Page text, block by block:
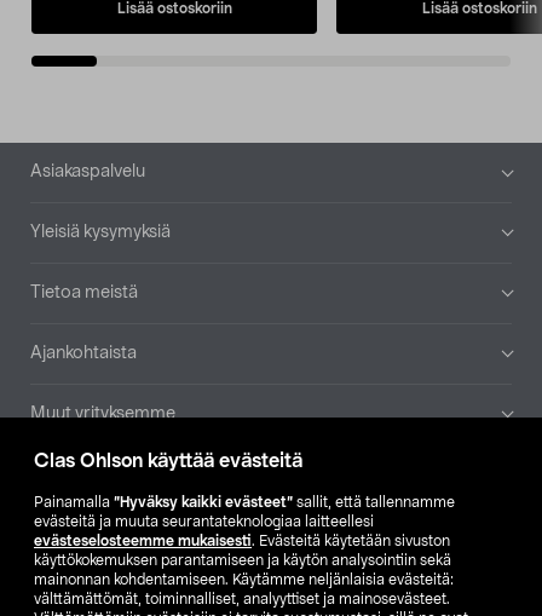
Clas Ohlson käyttää evästeitä
Painamalla ”Hyväksy kaikki evästeet” sallit, että tallennamme
evästeitä ja muuta seurantateknologiaa laitteellesi
evästeselosteemme mukaisesti. Evästeitä käytetään sivuston
käyttökokemuksen parantamiseen ja käytön analysointiin sekä
mainonnan kohdentamiseen. Käytämme neljänlaisia evästeitä:
välttämättömät, toiminnalliset, analyyttiset ja mainosevästeet.
Lisää ostoskoriin Lisää ostoskoriin
Alatunniste
Asiakaspalvelu
Yleisiä kysymyksiä
Tietoa meistä
Ajankohtaista
Muut yrityksemme
Etsi myymälä
SE NO FI
FI SV